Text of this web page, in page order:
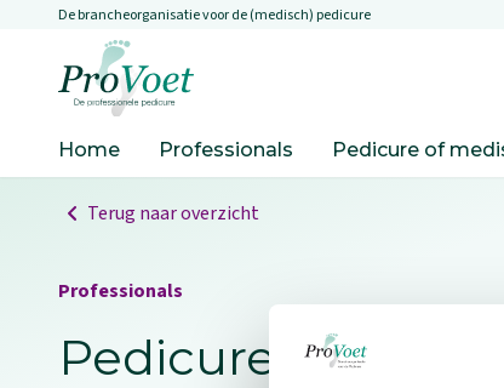
Overslaan en naar de inhoud gaan
De brancheorganisatie voor de (medisch) pedicure
Home Professionals Pedicure of
Terug naar overzicht
Professionals
Pedicure niet